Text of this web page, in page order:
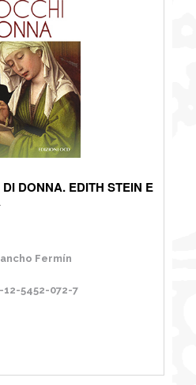
DONNA. EDITH STEIN E
Fermín
12-5452-072-7